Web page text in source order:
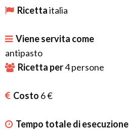
Ricettaitalia
Viene servita come
antipasto
Ricetta per4persone
Costo 6 €
Tempo totale di esecuzione